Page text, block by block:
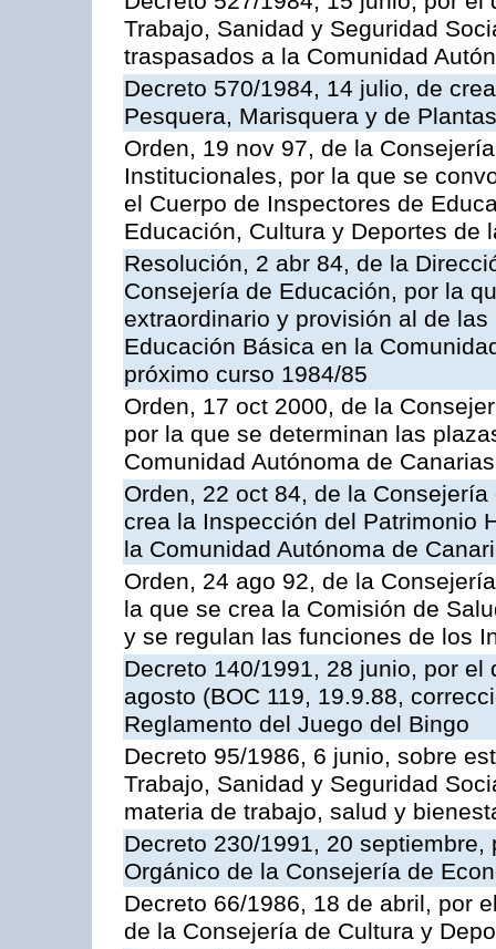
Trabajo, Sanidad y Seguridad
traspasados a la Comunidad
Decreto 570/1984, 14 julio, de
Pesquera, Marisquera y de
Orden, 19 nov 97, de la
Institucionales, por la que se
el Cuerpo de Inspectores de
Educación, Cultura y Deportes de
Resolución, 2 abr 84, de la
Consejería de Educación, por la
extraordinario y provisión al de
Educación Básica en la
próximo curso 1984/85
Orden, 17 oct 2000, de la
por la que se determinan las
Comunidad Autónoma de Canarias
Orden, 22 oct 84, de la
crea la Inspección del Patrimonio
la Comunidad Autónoma de
Orden, 24 ago 92, de la
la que se crea la Comisión de
y se regulan las funciones de los
Decreto 140/1991, 28 junio, por
agosto (BOC 119, 19.9.88,
Reglamento del Juego del Bingo
Decreto 95/1986, 6 junio, sobre
Trabajo, Sanidad y Seguridad
materia de trabajo, salud y
Decreto 230/1991, 20
Orgánico de la Consejería de
Decreto 66/1986, 18 de abril, por
de la Consejería de Cultura y